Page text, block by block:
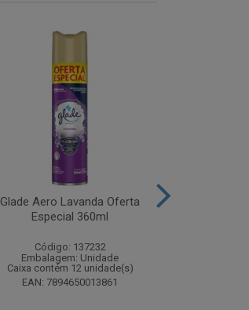
Glade Aero Lavanda Oferta
Especial 360ml
Código: 137232
Embalagem: Unidade
Caixa contém 12 unidade(s)
EAN: 7894650013861